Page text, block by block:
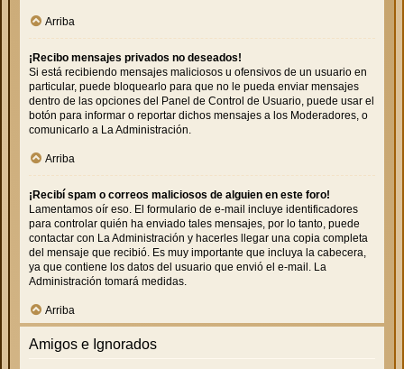
Arriba
¡Recibo mensajes privados no deseados!
Si está recibiendo mensajes maliciosos u ofensivos de un usuario en
particular, puede bloquearlo para que no le pueda enviar mensajes
dentro de las opciones del Panel de Control de Usuario, puede usar el
botón para informar o reportar dichos mensajes a los Moderadores, o
comunicarlo a La Administración.
Arriba
¡Recibí spam o correos maliciosos de alguien en este foro!
Lamentamos oír eso. El formulario de e-mail incluye identificadores
para controlar quién ha enviado tales mensajes, por lo tanto, puede
contactar con La Administración y hacerles llegar una copia completa
del mensaje que recibió. Es muy importante que incluya la cabecera,
ya que contiene los datos del usuario que envió el e-mail. La
Administración tomará medidas.
Arriba
Amigos e Ignorados